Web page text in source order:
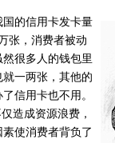
的信用卡发卡量
张，消费者被动
很多人的钱包里
一两张，其他的
信用卡也不用。
造成资源浪费，
使消费者背负了